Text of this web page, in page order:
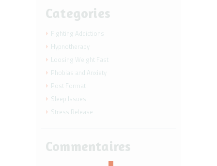
Categories
Fighting Addictions
Hypnotherapy
Loosing Weight Fast
Phobias and Anxiety
Post Format
Sleep Issues
Stress Release
Commentaires